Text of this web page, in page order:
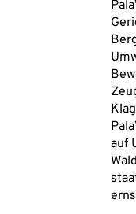
auf